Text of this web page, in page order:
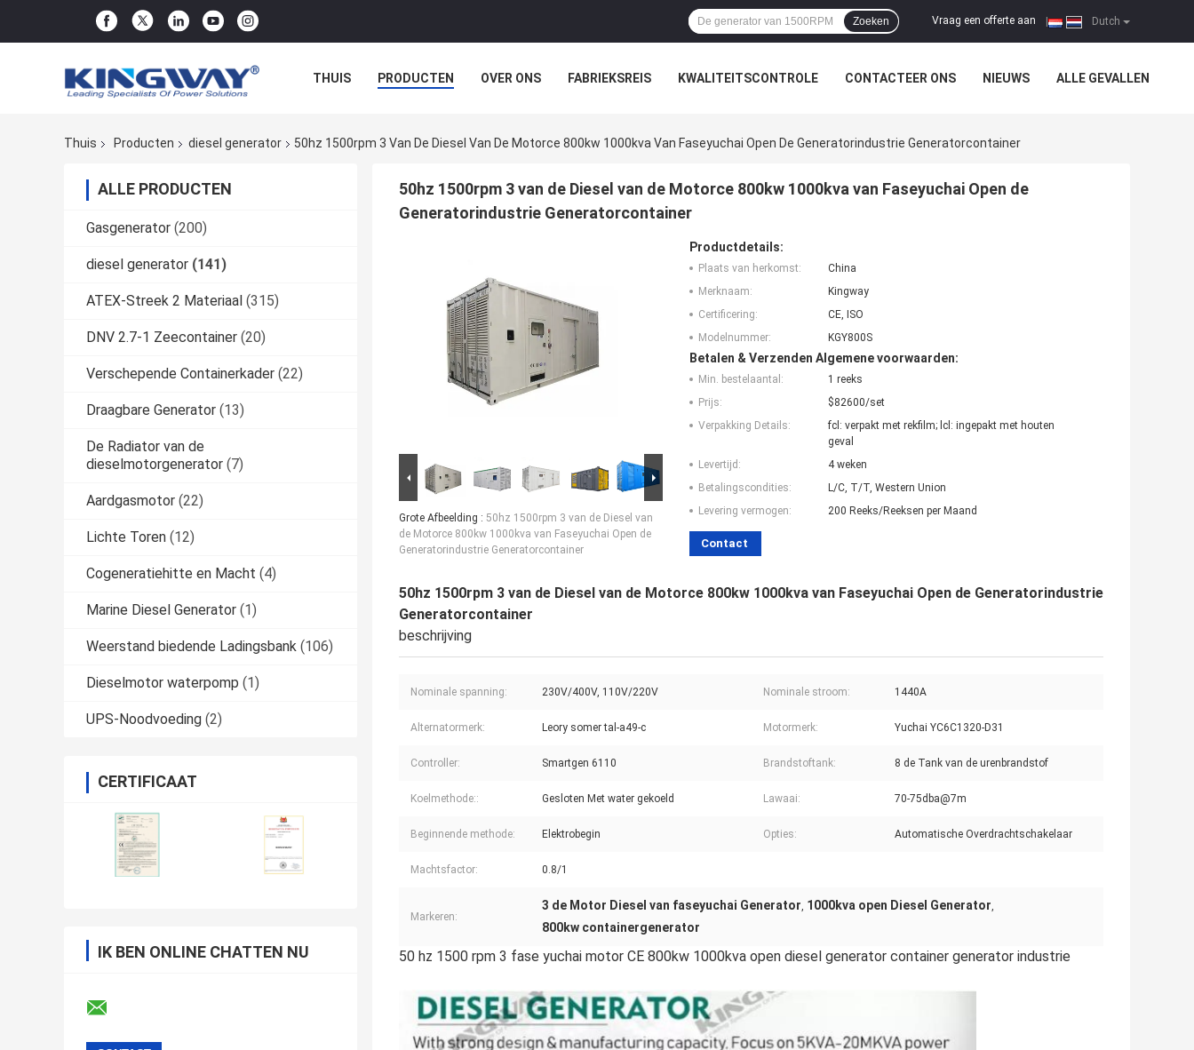
Dutch
Vraag een offerte aan
Zoeken
THUIS PRODUCTEN OVER ONS FABRIEKSREIS KWALITEITSCONTROLE CONTACTEER ONS NIEUWS ALLE GEVALLEN
Thuis Producten diesel generator 50hz 1500rpm 3 Van De Diesel Van De Motorce 800kw 1000kva Van Faseyuchai Open De Generatorindustrie Generatorcontainer
ALLE PRODUCTEN
Gasgenerator (200)
diesel generator (141)
ATEX-Streek 2 Materiaal (315)
DNV 2.7-1 Zeecontainer (20)
Verschepende Containerkader (22)
Draagbare Generator (13)
De Radiator van de
dieselmotorgenerator (7)
Aardgasmotor (22)
Lichte Toren (12)
Cogeneratiehitte en Macht (4)
Marine Diesel Generator (1)
Weerstand biedende Ladingsbank (106)
Dieselmotor waterpomp (1)
UPS-Noodvoeding (2)
CERTIFICAAT
IK BEN ONLINE CHATTEN NU
50hz 1500rpm 3 van de Diesel van de Motorce 800kw 1000kva van Faseyuchai Open de
Generatorindustrie Generatorcontainer
Grote Afbeelding : 50hz 1500rpm 3 van de Diesel van
de Motorce 800kw 1000kva van Faseyuchai Open de
Generatorindustrie Generatorcontainer
Productdetails:
Plaats van herkomst:
China
Merknaam:
Kingway
Certificering:
CE, ISO
Modelnummer:
KGY800S
Betalen & Verzenden Algemene voorwaarden:
Min. bestelaantal:
1 reeks
Prijs:
$82600/set
Verpakking Details:
fcl: verpakt met rekfilm; lcl: ingepakt met houten
geval
Levertijd:
4 weken
Betalingscondities:
L/C, T/T, Western Union
Levering vermogen:
200 Reeks/Reeksen per Maand
Contact
50hz 1500rpm 3 van de Diesel van de Motorce 800kw 1000kva van Faseyuchai Open de Generatorindustrie
Generatorcontainer
beschrijving
Nominale spanning: 230V/400V, 110V/220V Nominale stroom: 1440A
Alternatormerk: Leory somer tal-a49-c Motormerk: Yuchai YC6C1320-D31
Controller: Smartgen 6110 Brandstoftank: 8 de Tank van de urenbrandstof
Koelmethode:: Gesloten Met water gekoeld Lawaai: 70-75dba@7m
Beginnende methode: Elektrobegin Opties: Automatische Overdrachtschakelaar
Machtsfactor: 0.8/1
Markeren:
3 de Motor Diesel van faseyuchai Generator, 1000kva open Diesel Generator,
800kw containergenerator
50 hz 1500 rpm 3 fase yuchai motor CE 800kw 1000kva open diesel generator container generator industrie